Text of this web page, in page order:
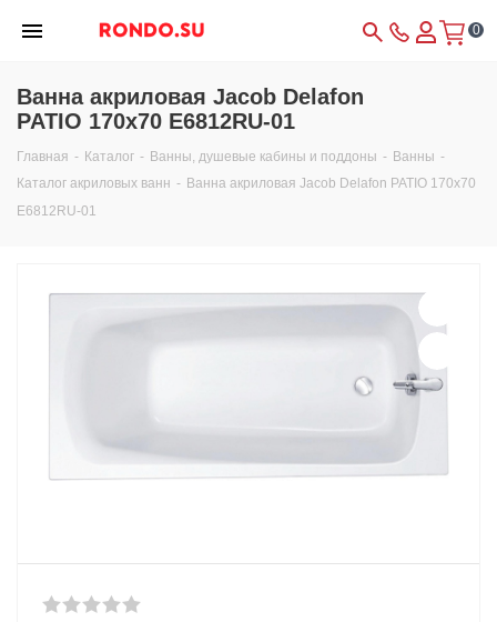
0
Ванна акриловая Jacob Delafon
PATIO 170х70 E6812RU-01
Главная - Каталог - Ванны, душевые кабины и поддоны - Ванны -
Каталог акриловых ванн - Ванна акриловая Jacob Delafon PATIO 170х70
E6812RU-01